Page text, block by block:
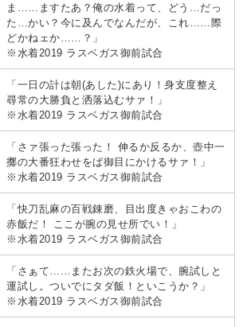
ま……ますたあ？俺の水着って、どう…だっ
た…かい？今に及んでなんだが、これ……際
どかねェか……？」
※水着2019 ラスベガス御前試合
「一日の計は朝(あした)にあり！身支度整え
尋常の大勝負と洒落込むサァ！」
※水着2019 ラスベガス御前試合
「さァ張った張った！ 伸るか反るか、壺中一
擲の大番狂わせをば御目にかけるサァ！」
※水着2019 ラスベガス御前試合
「快刀乱麻の百戦錬磨、目出度きゃおこわの
赤飯だ！ ここが腕の見せ所でい！」
※水着2019 ラスベガス御前試合
「さぁて……またお次の鉄火場で、腕試しと
運試し。ついでにタダ飯！といこうか？」
※水着2019 ラスベガス御前試合